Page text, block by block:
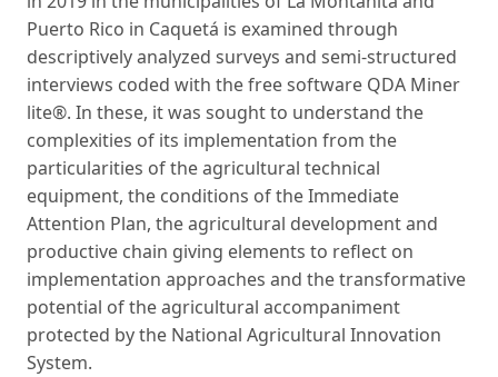
Puerto Rico in Caquetá is examined through
descriptively analyzed surveys and semi-structured
interviews coded with the free software QDA Miner
lite®. In these, it was sought to understand the
complexities of its implementation from the
particularities of the agricultural technical
equipment, the conditions of the Immediate
Attention Plan, the agricultural development and
productive chain giving elements to reflect on
implementation approaches and the transformative
potential of the agricultural accompaniment
protected by the National Agricultural Innovation
System.